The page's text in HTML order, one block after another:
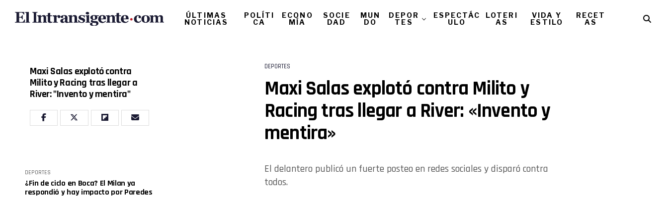
ÚLTIMAS
NOTICIAS
POLÍTI
CA
ECONO
MÍA
SOCIE
DAD
MUN
DO
DEPOR
TES
ESPECTÁC
ULO
LOTERI
AS
VIDA Y
ESTILO
RECET
AS
Maxi Salas explotó contra
Milito y Racing tras llegar a
River: "Invento y mentira"
DEPORTES
¿Fin de ciclo en Boca? El Milan ya
respondió y hay impacto por Paredes
DEPORTES
Maxi Salas explotó contra Milito y
Racing tras llegar a River: «Invento y
mentira»
El delantero publicó un fuerte posteo en redes sociales y disparó contra
todos.